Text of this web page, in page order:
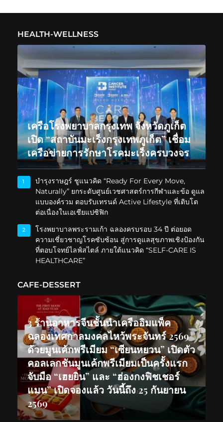
HEALTH-WELLNESS
เครือโรงพยาบาลกรุงเทพ จังหวัดภูเก็ต
เปิด “สถาบันมะเร็งกรุงเทพภูเก็ต” เชื่อม
เครือข่ายการรักษาโรคมะเร็งครบวงจร
1
บำรุงราษฎร์ ชูแนวคิด “Ready For Every Move,
Naturally” ยกระดับศูนย์เวชศาสตร์การกีฬาและข้อ ดูแล
แบบองค์รวม ตอบรับเทรนด์ Active Lifestyle ที่เติบโต
ต่อเนื่องในเอเชียแปซิฟิก
2
โรงพยาบาลพระรามเก้า ฉลองครบรอบ 34 ปี ต่อยอด
ความเชี่ยวชาญโรคซับซ้อน สู่การดูแลสุขภาพเชิงป้องกัน
ที่ตอบโจทย์ไลฟ์สไตล์ ภายใต้แนวคิด “SELF-CARE IS
HEALTHCARE”
CAFE-DESSERT
3 ร้านอาหารจีนชั้นนำเครืออิมแพ็ค
ฉลองเทศกาลมงคลไหว้พระจันทร์ 2569
ด้วยมูนเค้กพรีเมียม “เซียนหยวน” เปิดตัว
คอลเลกชันมูนเค้กพรีเมียมเป็นครั้งแรก
จับมือ “เฮยยิน” และ “ฮ่องกงฟิชเชอร์
แมน” เปิดจองแล้ว วันนี้ถึง 25 กันยายน
2569